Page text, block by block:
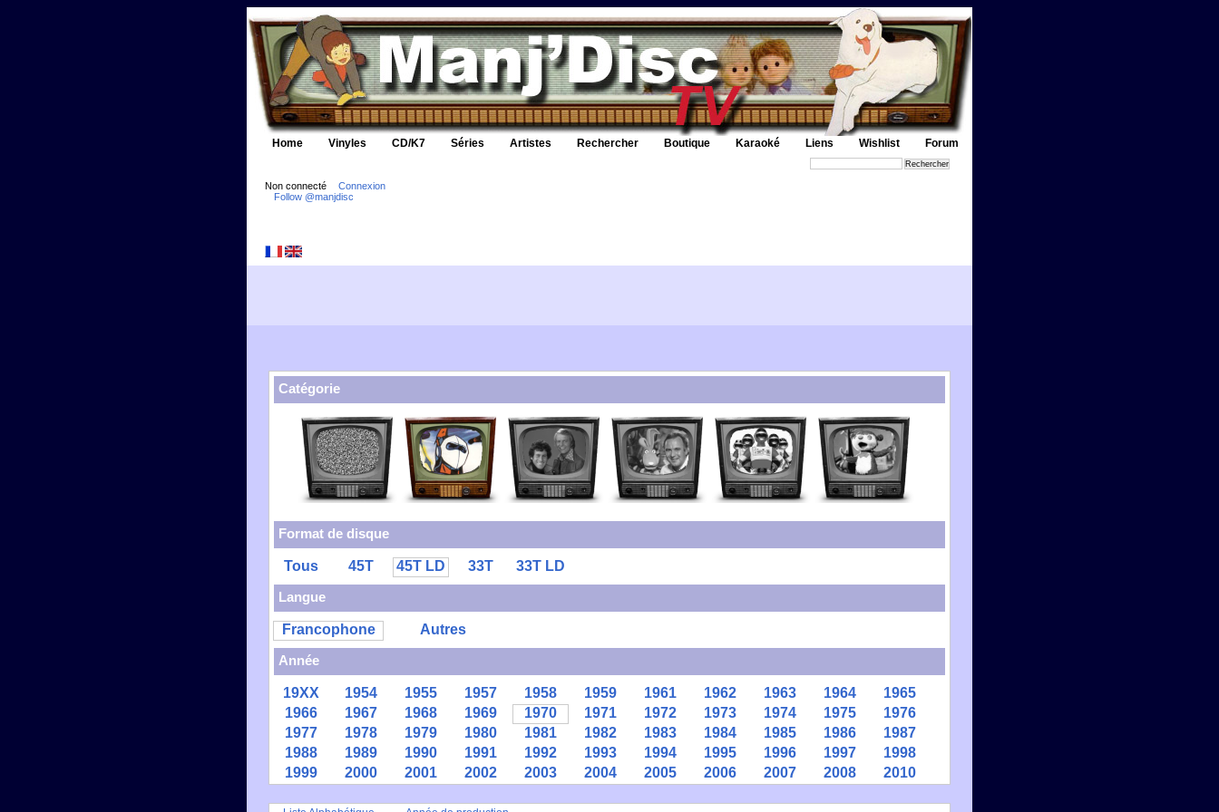
Home Vinyles CD/K7 Séries Artistes Rechercher Boutique Karaoké Liens Wishlist Forum
Non connecté
Connexion
Follow @manjdisc
Catégorie
Format de disque
Tous 45T 45T LD 33T
33T LD
Langue
Francophone
Autres
Année
19XX 1954 1955 1957 1958 1959 1961 1962 1963 1964
1965
1966
1967 1968 1969 1970 1971 1972 1973 1974 1975
1976
1977
1978 1979 1980 1981 1982 1983 1984 1985 1986
1987
1988
1989 1990 1991 1992 1993 1994 1995 1996 1997
1998
1999
2000 2001 2002 2003 2004 2005 2006 2007 2008 2010